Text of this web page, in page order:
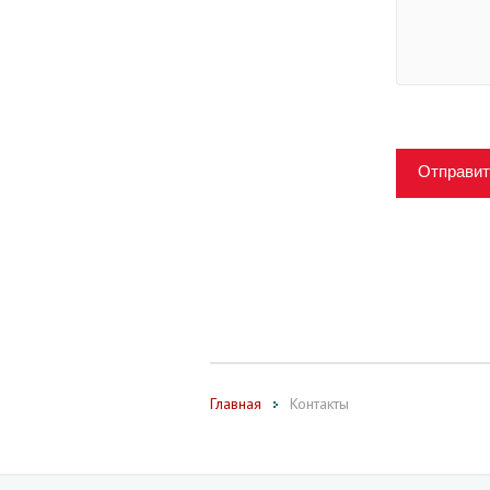
Главная Контакты